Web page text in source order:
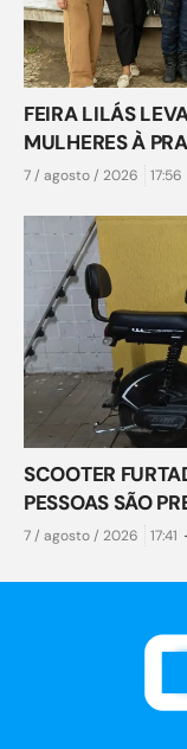
FEIRA LILÁS
MULHERES À
7 / agosto / 2026 17:56
SCOOTER
PESSOAS SÃO
7 / agosto / 2026 17:41